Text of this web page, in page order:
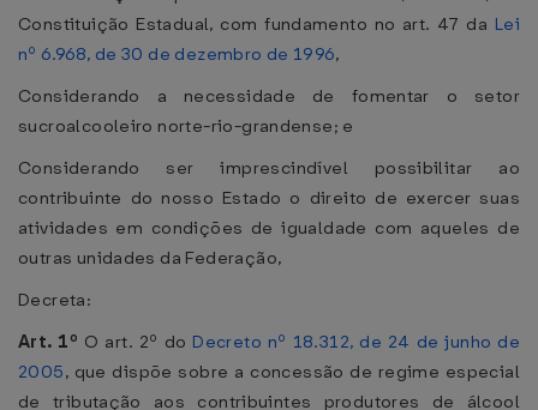
Constituição Estadual, com fundamento no art. 47 da Lei
nº 6.968, de 30 de dezembro de 1996,
Considerando a necessidade de fomentar o setor
sucroalcooleiro norte-rio-grandense; e
Considerando ser imprescindível possibilitar ao
contribuinte do nosso Estado o direito de exercer suas
atividades em condições de igualdade com aqueles de
outras unidades da Federação,
Decreta:
Art. 1º O art. 2º do Decreto nº 18.312, de 24 de junho de
2005, que dispõe sobre a concessão de regime especial
de tributação aos contribuintes produtores de álcool